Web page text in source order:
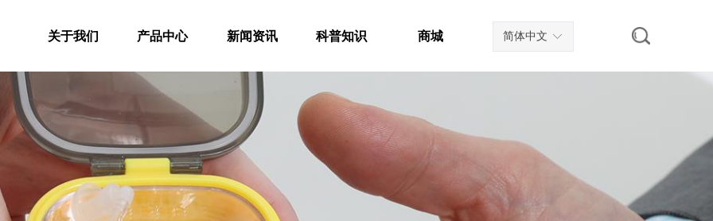
关于我们 产品中心 新闻资讯 科普知识 商城 ꀅ
简体中文